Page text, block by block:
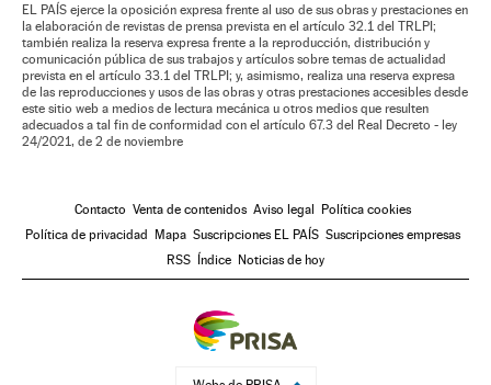
EL PAÍS ejerce la oposición expresa frente al uso de sus obras y prestaciones en
la elaboración de revistas de prensa prevista en el artículo 32.1 del TRLPI;
también realiza la reserva expresa frente a la reproducción, distribución y
comunicación pública de sus trabajos y artículos sobre temas de actualidad
prevista en el artículo 33.1 del TRLPI; y, asimismo, realiza una reserva expresa
de las reproducciones y usos de las obras y otras prestaciones accesibles desde
este sitio web a medios de lectura mecánica u otros medios que resulten
adecuados a tal fin de conformidad con el artículo 67.3 del Real Decreto - ley
24/2021, de 2 de noviembre
Contacto Venta de contenidos Aviso legal Política cookies
Política de privacidad Mapa Suscripciones EL PAÍS Suscripciones empresas
RSS Índice Noticias de hoy